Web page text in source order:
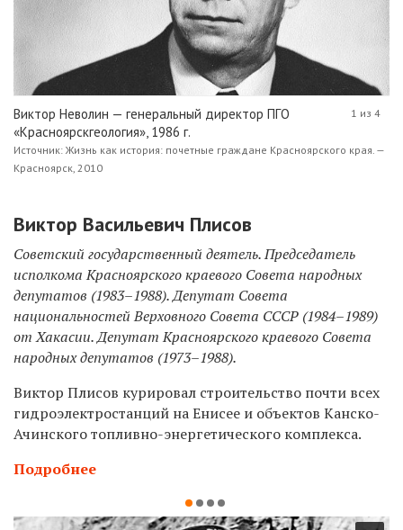
Виктор Неволин — генеральный директор ПГО
«Красноярскгеология», 1986 г.
Источник: Жизнь как история: почетные граждане Красноярского края. —
Красноярск, 2010
1 из 4
Виктор Васильевич Плисов
Советский государственный деятель. Председатель
исполкома Красноярского краевого Совета народных
депутатов (1983–1988). Депутат Совета
национальностей Верховного Совета СССР (1984–1989)
от Хакасии. Депутат Красноярского краевого Совета
народных депутатов (1973–1988).
Виктор Плисов курировал строительство почти всех
гидроэлектростанций на Енисее и объектов Канско-
Ачинского топливно-энергетического комплекса.
Подробнее